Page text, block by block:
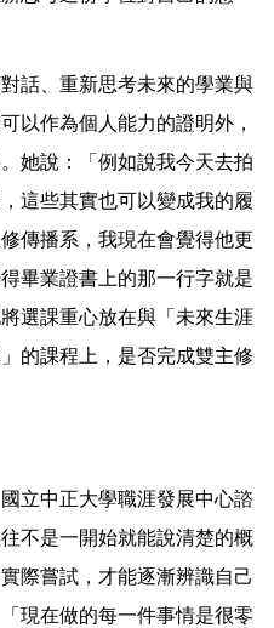
話、重新思考未來的學業與
以作為個人能力的證明外，
她說：「例如說我今天去拍
這些其實也可以變成我的履
傳播系，我現在會覺得他更
畢業證書上的那一行字就是
選課重心放在與「未來生涯
的課程上，是否完成雙主修
立中正大學職涯發展中心諮
不是一開始就能說清楚的概
際嘗試，才能逐漸辨識自己
現在做的每一件事情是很零